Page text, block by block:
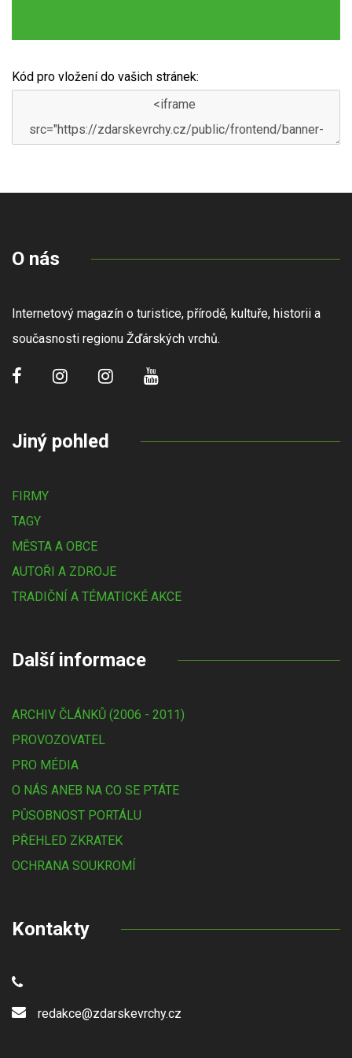
Kód pro vložení do vašich stránek:
O nás
Internetový magazín o turistice, přírodě, kultuře, historii a
současnosti regionu Žďárských vrchů.
Jiný pohled
FIRMY
TAGY
MĚSTA A OBCE
AUTOŘI A ZDROJE
TRADIČNÍ A TÉMATICKÉ AKCE
Další informace
ARCHIV ČLÁNKŮ (2006 - 2011)
PROVOZOVATEL
PRO MÉDIA
O NÁS ANEB NA CO SE PTÁTE
PŮSOBNOST PORTÁLU
PŘEHLED ZKRATEK
OCHRANA SOUKROMÍ
Kontakty
redakce@zdarskevrchy.cz